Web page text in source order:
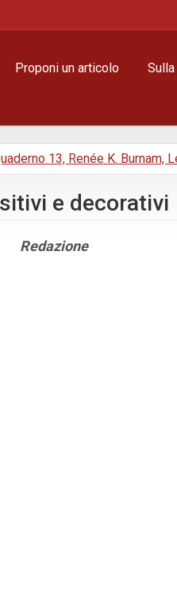
Proponi un articolo
13, Renée K.
e decorativi
Contenuto
Redazione